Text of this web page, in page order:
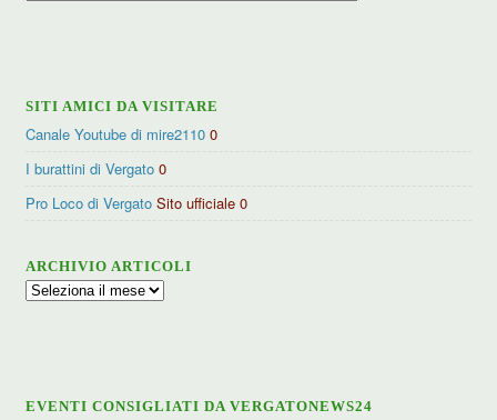
SITI AMICI DA VISITARE
Canale Youtube di mire2110 0
I burattini di Vergato 0
Pro Loco di Vergato Sito ufficiale 0
ARCHIVIO ARTICOLI
Archivio
EVENTI CONSIGLIATI DA VERGATONEWS24